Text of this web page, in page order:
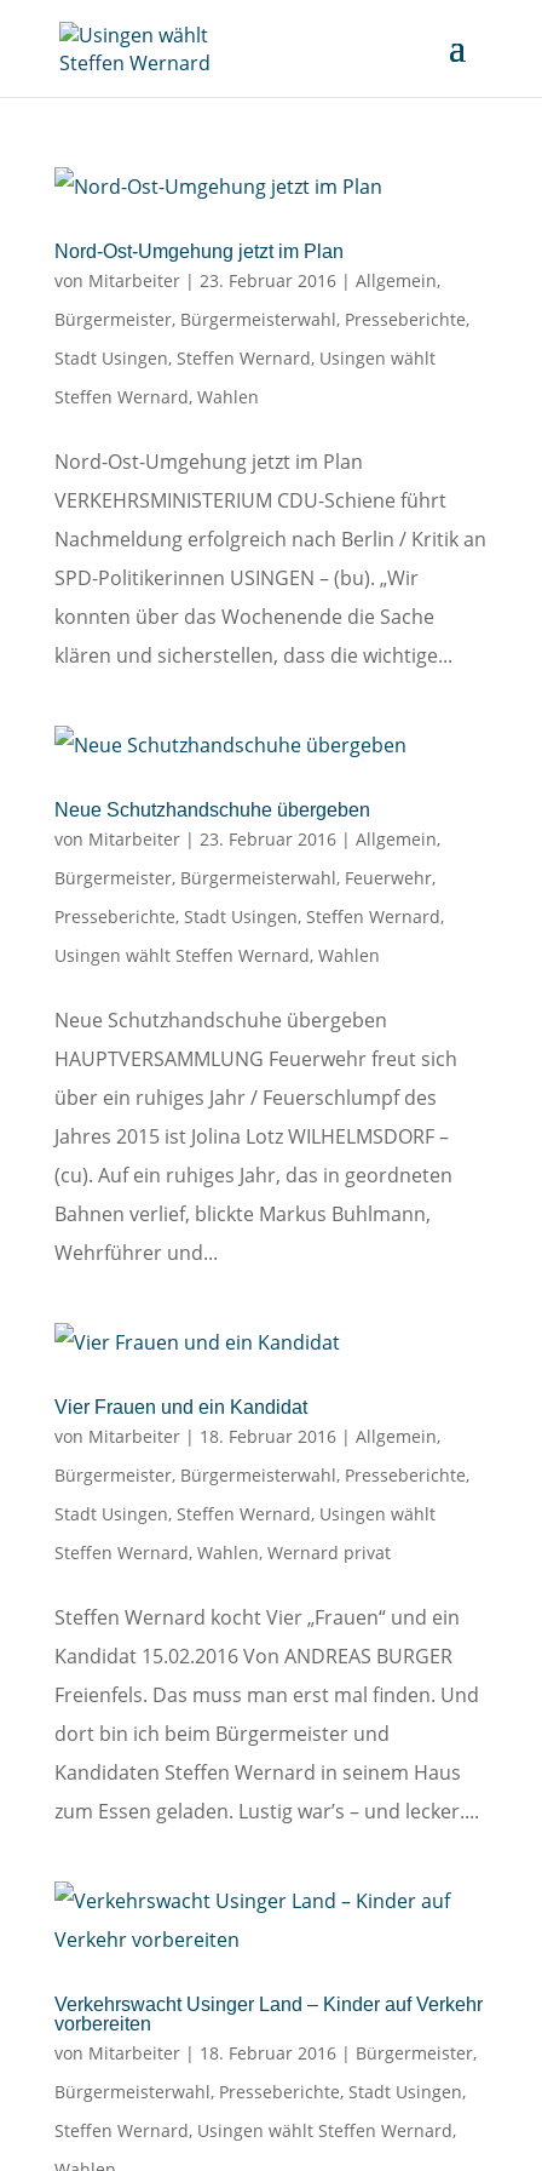
Nord-Ost-Umgehung jetzt im Plan
von Mitarbeiter| 23. Februar 2016| Allgemein,
Bürgermeister, Bürgermeisterwahl, Presseberichte,
Stadt Usingen, Steffen Wernard, Usingen wählt
Steffen Wernard, Wahlen
Nord-Ost-Umgehung jetzt im Plan
VERKEHRSMINISTERIUM CDU-Schiene führt
Nachmeldung erfolgreich nach Berlin / Kritik an
SPD-Politikerinnen USINGEN – (bu). „Wir
konnten über das Wochenende die Sache
klären und sicherstellen, dass die wichtige...
Neue Schutzhandschuhe übergeben
von Mitarbeiter| 23. Februar 2016| Allgemein,
Bürgermeister, Bürgermeisterwahl, Feuerwehr,
Presseberichte, Stadt Usingen, Steffen Wernard,
Usingen wählt Steffen Wernard, Wahlen
Neue Schutzhandschuhe übergeben
HAUPTVERSAMMLUNG Feuerwehr freut sich
über ein ruhiges Jahr / Feuerschlumpf des
Jahres 2015 ist Jolina Lotz WILHELMSDORF –
(cu). Auf ein ruhiges Jahr, das in geordneten
Bahnen verlief, blickte Markus Buhlmann,
Wehrführer und...
Vier Frauen und ein Kandidat
von Mitarbeiter| 18. Februar 2016| Allgemein,
Bürgermeister, Bürgermeisterwahl, Presseberichte,
Stadt Usingen, Steffen Wernard, Usingen wählt
Steffen Wernard, Wahlen, Wernard privat
Steffen Wernard kocht Vier „Frauen“ und ein
Kandidat 15.02.2016 Von ANDREAS BURGER
Freienfels. Das muss man erst mal finden. Und
dort bin ich beim Bürgermeister und
Kandidaten Steffen Wernard in seinem Haus
zum Essen geladen. Lustig war’s – und lecker....
Verkehrswacht Usinger Land – Kinder auf Verkehr
vorbereiten
von Mitarbeiter| 18. Februar 2016| Bürgermeister,
Bürgermeisterwahl, Presseberichte, Stadt Usingen,
Steffen Wernard, Usingen wählt Steffen Wernard,